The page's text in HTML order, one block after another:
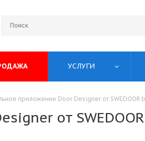
УСЛУГИ
приложение Door Designer от SWEDOOR
от